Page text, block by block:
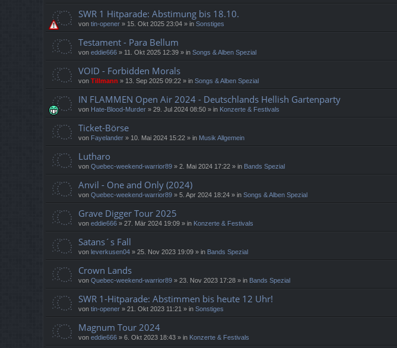
SWR 1 Hitparade: Abstimung bis 18.10.
von tin-opener » 15. Okt 2025 23:04 » in Sonstiges
Testament - Para Bellum
von eddie666 » 11. Okt 2025 12:39 » in Songs & Alben Spezial
VOID - Forbidden Morals
von Tillmann » 13. Sep 2025 09:22 » in Songs & Alben Spezial
IN FLAMMEN Open Air 2024 - Deutschlands Hellish Gartenparty
von Hate-Blood-Murder » 29. Jul 2024 08:50 » in Konzerte & Festivals
Ticket-Börse
von Fayelander » 10. Mai 2024 15:22 » in Musik Allgemein
Lutharo
von Quebec-weekend-warrior89 » 2. Mai 2024 17:22 » in Bands Spezial
Anvil - One and Only (2024)
von Quebec-weekend-warrior89 » 5. Apr 2024 18:24 » in Songs & Alben Spezial
Grave Digger Tour 2025
von eddie666 » 27. Mär 2024 19:09 » in Konzerte & Festivals
Satans´s Fall
von leverkusen04 » 25. Nov 2023 19:09 » in Bands Spezial
Crown Lands
von Quebec-weekend-warrior89 » 23. Nov 2023 17:28 » in Bands Spezial
SWR 1-Hitparade: Abstimmen bis heute 12 Uhr!
von tin-opener » 21. Okt 2023 11:21 » in Sonstiges
Magnum Tour 2024
von eddie666 » 6. Okt 2023 18:43 » in Konzerte & Festivals